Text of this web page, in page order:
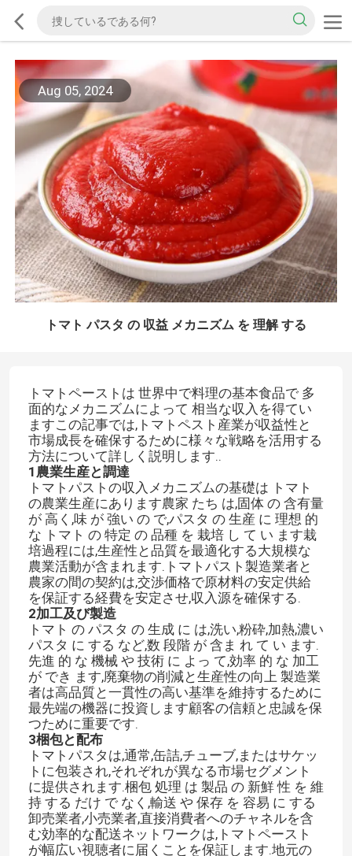
Aug 05, 2024
トマト パスタ の 収益 メカニズム を 理解 する
トマトペーストは 世界中で料理の基本食品で 多
面的なメカニズムによって 相当な収入を得てい
ますこの記事では,トマトペスト産業が収益性と
市場成長を確保するために様々な戦略を活用する
方法について詳しく説明します..
1農業生産と調達
トマトパストの収入メカニズムの基礎は トマト
の農業生産にあります農家 たち は,固体 の 含有量
が 高く,味 が 強い の で,パスタ の 生産 に 理想 的
な トマト の 特定 の 品種 を 栽培 し て い ます栽
培過程には,生産性と品質を最適化する大規模な
農業活動が含まれます.トマトパスト製造業者と
農家の間の契約は,交渉価格で原材料の安定供給
を保証する経費を安定させ,収入源を確保する.
2加工及び製造
トマト の パスタ の 生成 に は,洗い,粉砕,加熱,濃い
パスタ に する など,数 段階 が 含ま れ て い ます.
先進 的 な 機械 や 技術 に よっ て,効率 的 な 加工
が でき ます,廃棄物の削減と生産性の向上 製造業
者は高品質と一貫性の高い基準を維持するために
最先端の機器に投資します顧客の信頼と忠誠を保
つために重要です.
3梱包と配布
トマトパスタは,通常,缶詰,チューブ,またはサケッ
トに包装され,それぞれが異なる市場セグメント
に提供されます.梱包 処理 は 製品 の 新鮮 性 を 維
持 する だけ で なく,輸送 や 保存 を 容易 に する
卸売業者,小売業者,直接消費者へのチャネルを含
む効率的な配送ネットワークは,トマトペースト
が幅広い視聴者に届くことを保証します.地元の